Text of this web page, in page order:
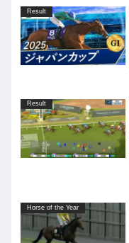
Result
Result
Horse of the Year